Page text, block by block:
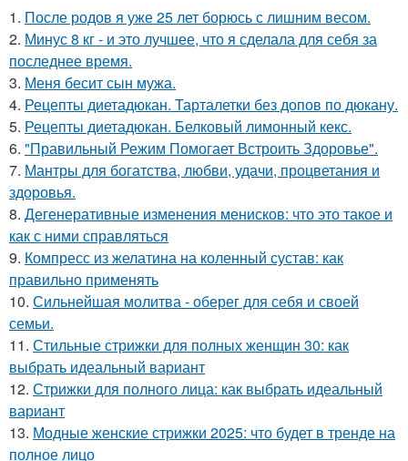
1. После родов я уже 25 лет борюсь с лишним весом.
2. Минус 8 кг - и это лучшее, что я сделала для себя за
последнее время.
3. Меня бесит сын мужа.
4. Рецепты диетадюкан. Тарталетки без допов по дюкану.
5. Рецепты диетадюкан. Белковый лимонный кекс.
6. "Правильный Режим Помогает Встроить Здоровье".
7. Мантры для богатства, любви, удачи, процветания и
здоровья.
8. Дегенеративные изменения менисков: что это такое и
как с ними справляться
9. Компресс из желатина на коленный сустав: как
правильно применять
10. Сильнейшая молитва - оберег для себя и своей
семьи.
11. Стильные стрижки для полных женщин 30: как
выбрать идеальный вариант
12. Стрижки для полного лица: как выбрать идеальный
вариант
13. Модные женские стрижки 2025: что будет в тренде на
полное лицо